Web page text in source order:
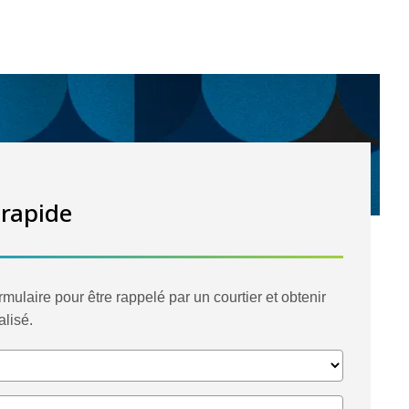
pour être rappelé par un courtier et obtenir